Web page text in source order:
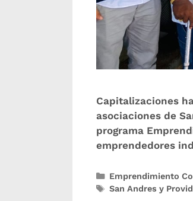
Capitalizaciones
asociaciones de
programa
emprendedores
Emprendimiento
San Andres y